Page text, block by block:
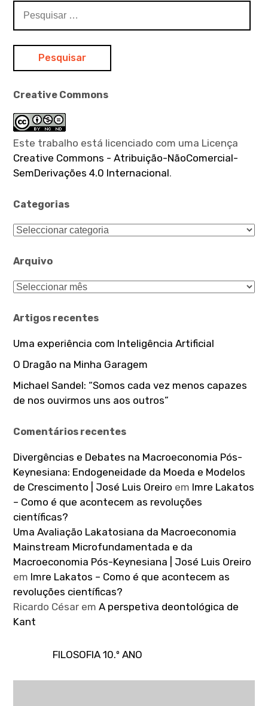
por:
Creative Commons
Este trabalho está licenciado com uma Licença
Creative Commons - Atribuição-NãoComercial-
SemDerivações 4.0 Internacional.
Categorias
Categorias
Arquivo
Arquivo
Artigos recentes
Uma experiência com Inteligência Artificial
O Dragão na Minha Garagem
Michael Sandel: “Somos cada vez menos capazes
de nos ouvirmos uns aos outros”
Comentários recentes
Divergências e Debates na Macroeconomia Pós-
Keynesiana: Endogeneidade da Moeda e Modelos
de Crescimento | José Luis Oreiro em Imre Lakatos
– Como é que acontecem as revoluções
científicas?
Uma Avaliação Lakatosiana da Macroeconomia
Mainstream Microfundamentada e da
Macroeconomia Pós-Keynesiana | José Luis Oreiro
em Imre Lakatos – Como é que acontecem as
revoluções científicas?
Ricardo César emA perspetiva deontológica de
Kant
FILOSOFIA 10.º ANO